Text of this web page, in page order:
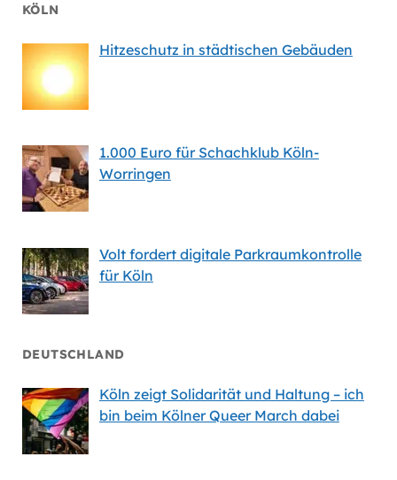
KÖLN
Hitzeschutz in städtischen Gebäuden
1.000 Euro für Schachklub Köln-
Worringen
Volt fordert digitale Parkraumkontrolle
für Köln
DEUTSCHLAND
Köln zeigt Solidarität und Haltung – ich
bin beim Kölner Queer March dabei